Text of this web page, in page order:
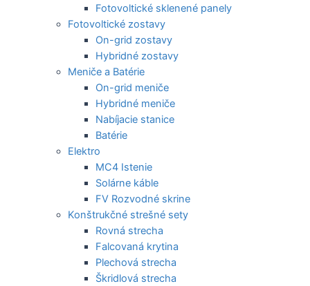
Fotovoltické sklenené panely
Fotovoltické zostavy
On-grid zostavy
Hybridné zostavy
Meniče a Batérie
On-grid meniče
Hybridné meniče
Nabíjacie stanice
Batérie
Elektro
MC4 Istenie
Solárne káble
FV Rozvodné skrine
Konštrukčné strešné sety
Rovná strecha
Falcovaná krytina
Plechová strecha
Škridlová strecha